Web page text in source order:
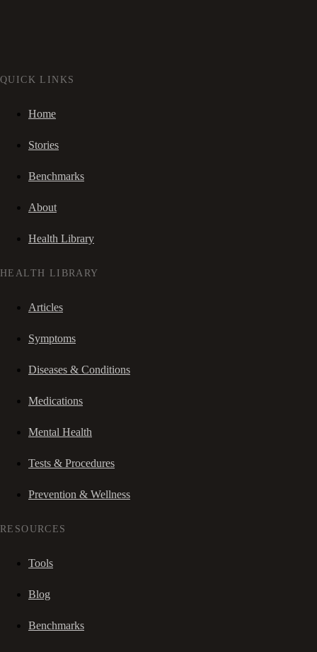
QUICK LINKS
Home
Stories
Benchmarks
About
Health Library
HEALTH LIBRARY
Articles
Symptoms
Diseases & Conditions
Medications
Mental Health
Tests & Procedures
Prevention & Wellness
RESOURCES
Tools
Blog
Benchmarks